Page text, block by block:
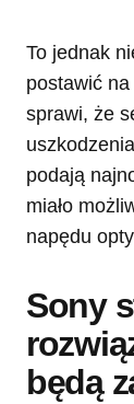
To jednak
postawić
sprawi, że
podają
miało
napędu
Sony
będą